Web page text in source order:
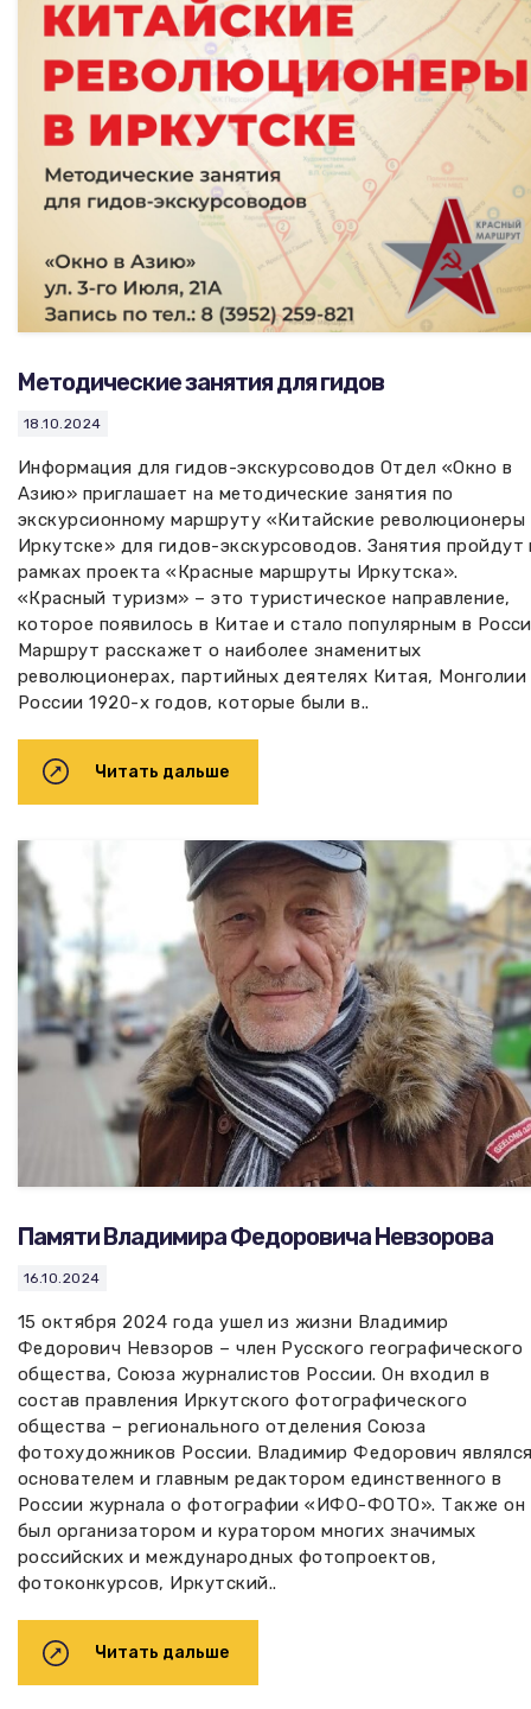
Вакансии музея
Независимая оценка
Проекты и программы
Научные издания
Новости
Прейскурант
Фонды и коллекции
Дирекция
Ледокол Ангара
Музей В.Г. Распутина
КПЦ им. свт. Иннокентия (Вениаминова)
Научно-фондовый отдел
Мемориальный дом А.М. Тюрюмина
Музеи региона
Повышение квалификации
Передвижные выставки
Отчетность
Профессиональные мероприятия
Методические занятия для гидов
18.10.2024
Информация для гидов-экскурсоводов Отдел «Окно в
Азию» приглашает на методические занятия по
экскурсионному маршруту «Китайские революционеры
Иркутске» для гидов-экскурсоводов. Занятия пройдут
рамках проекта «Красные маршруты Иркутска».
«Красный туризм» – это туристическое направление,
которое появилось в Китае и стало популярным в
Маршрут расскажет о наиболее знаменитых
революционерах, партийных деятелях Китая, Монголии
России 1920-х годов, которые были в..
Читать дальше
Памяти Владимира Федоровича Невзорова
16.10.2024
15 октября 2024 года ушел из жизни Владимир
Федорович Невзоров – член Русского географического
общества, Союза журналистов России. Он входил в
состав правления Иркутского фотографического
общества – регионального отделения Союза
фотохудожников России. Владимир Федорович
основателем и главным редактором единственного в
России журнала о фотографии «ИФО-ФОТО». Также он
был организатором и куратором многих значимых
российских и международных фотопроектов,
фотоконкурсов, Иркутский..
Читать дальше